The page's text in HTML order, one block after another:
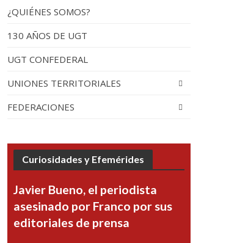
¿QUIÉNES SOMOS?
130 AÑOS DE UGT
UGT CONFEDERAL
UNIONES TERRITORIALES
FEDERACIONES
Curiosidades y Efemérides
Javier Bueno, el periodista
asesinado por Franco por sus
editoriales de prensa